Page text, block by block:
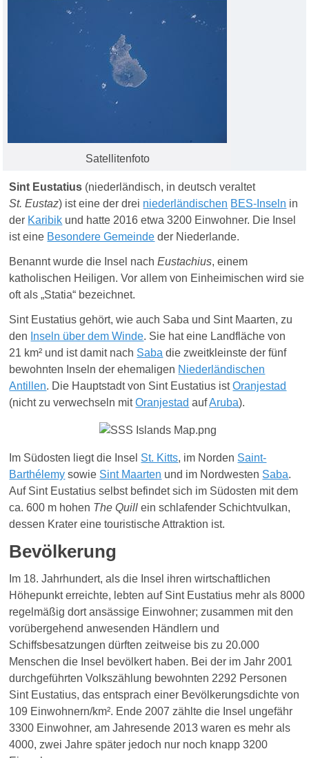
Satellitenfoto
Sint Eustatius (niederländisch, indeutsch veraltet
St. Eustaz) ist eine der drei niederländischen BES-Inseln in
der Karibik und hatte 2016 etwa 3200 Einwohner. Die Insel
ist eine Besondere Gemeinde der Niederlande.
Benannt wurde die Insel nachEustachius, einem
katholischen Heiligen. Vor allem von Einheimischen wird sie
oft als „Statia“ bezeichnet.
Sint Eustatius gehört, wie auch Saba und Sint Maarten, zu
den Inseln über dem Winde. Sie hat eine Landfläche von
21 km² und ist damit nach Saba die zweitkleinste der fünf
bewohnten Inseln der ehemaligen Niederländischen
Antillen. Die Hauptstadt von Sint Eustatius istOranjestad
(nicht zu verwechseln mitOranjestad aufAruba).
Im Südosten liegt die Insel St. Kitts, im Norden Saint-
Barthélemy sowie Sint Maarten und im Nordwesten Saba.
Auf Sint Eustatius selbst befindet sich im Südosten mit dem
ca. 600 m hohen The Quill ein schlafender Schichtvulkan,
dessen Krater eine touristische Attraktion ist.
Bevölkerung
Im 18. Jahrhundert, als die Insel ihren wirtschaftlichen
Höhepunkt erreichte, lebten auf Sint Eustatius mehr als 8000
regelmäßig dort ansässige Einwohner; zusammen mit den
vorübergehend anwesenden Händlern und
Schiffsbesatzungen dürften zeitweise bis zu 20.000
Menschen die Insel bevölkert haben. Bei der im Jahr 2001
durchgeführten Volkszählung bewohnten 2292 Personen
Sint Eustatius, das entsprach einer Bevölkerungsdichte von
109 Einwohnern/km². Ende 2007 zählte die Insel ungefähr
3300 Einwohner, am Jahresende 2013 waren es mehr als
4000, zwei Jahre später jedoch nur noch knapp 3200